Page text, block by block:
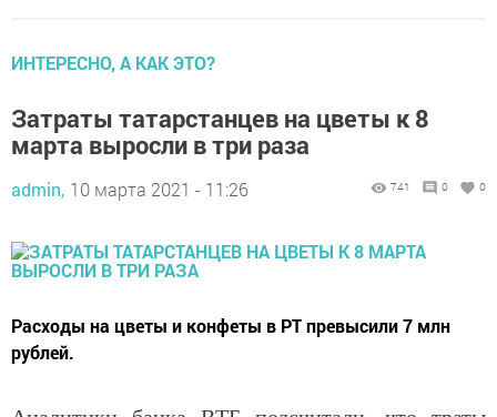
ИНТЕРЕСНО, А КАК ЭТО?
Затраты татарстанцев на цветы к 8
марта выросли в три раза
admin, 10 марта 2021 - 11:26 741 0 0
Расходы на цветы и конфеты в РТ превысили 7 млн
рублей.